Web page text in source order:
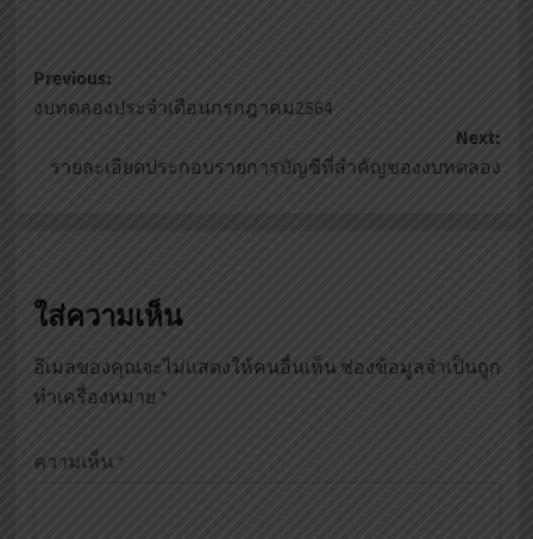
Post
navigation
Previous:
งบทดลองประจำเดือนกรกฎาคม2564
Next:
รายละเอียดประกอบรายการบัญชีที่สำคัญของงบทดลอง
ใส่ความเห็น
อีเมลของคุณจะไม่แสดงให้คนอื่นเห็น ช่องข้อมูลจำเป็นถูก
ทำเครื่องหมาย *
ความเห็น *